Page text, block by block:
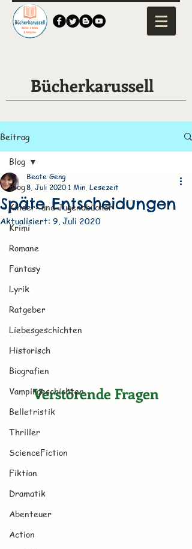
Bücherkarussell
Beitrag
Blog
Kinder- und Jugendbücher
Krimi
Romane
Fantasy
Lyrik
Ratgeber
Liebesgeschichten
Historisch
Biografien
Vampirgeschichten
Belletristik
Thriller
ScienceFiction
Fiktion
Dramatik
Abenteuer
Action
Blog
Späte Entscheidungen
Beate Geng
8. Juli 2020 1 Min. Lesezeit
Aktualisiert: 9. Juli 2020
Verstörende Fragen